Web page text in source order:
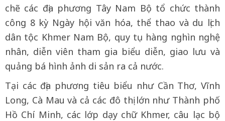
chẽ các địa phương Tây Nam Bộ tổ chức thành
công 8 kỳ Ngày hội văn hóa, thể thao và du lịch
dân tộc Khmer Nam Bộ, quy tụ hàng nghìn nghệ
nhân, diễn viên tham gia biểu diễn, giao lưu và
quảng bá hình ảnh di sản ra cả nước.
Tại các địa phương tiêu biểu như Cần Thơ, Vĩnh
Long, Cà Mau và cả các đô thị lớn như Thành phố
Hồ Chí Minh, các lớp dạy chữ Khmer, câu lạc bộ